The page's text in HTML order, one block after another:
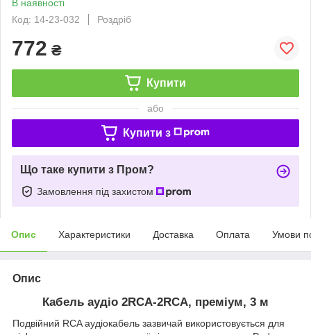
В наявності
Код: 14-23-032
Роздріб
772 ₴
Купити
або
Купити з
Що таке купити з Пром?
Замовлення під захистом
Опис Характеристики Доставка Оплата Умови
Опис
Кабель аудіо 2RCA-2RCA, преміум, 3 м
Подвійний RCA аудіокабель зазвичай використовується для